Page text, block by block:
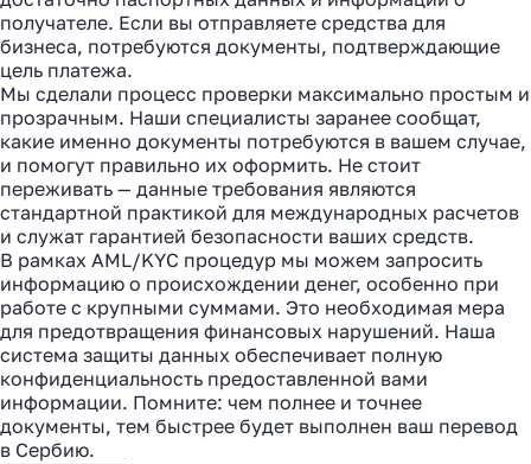
получателе. Если вы отправляете средства для
бизнеса, потребуются документы, подтверждающие
цель платежа.
Мы сделали процесс проверки максимально простым и
прозрачным. Наши специалисты заранее сообщат,
какие именно документы потребуются в вашем случае,
и помогут правильно их оформить. Не стоит
переживать — данные требования являются
стандартной практикой для международных расчетов
и служат гарантией безопасности ваших средств.
В рамках AML/KYC процедур мы можем запросить
информацию о происхождении денег, особенно при
работе с крупными суммами. Это необходимая мера
для предотвращения финансовых нарушений. Наша
система защиты данных обеспечивает полную
конфиденциальность предоставленной вами
информации. Помните: чем полнее и точнее
документы, тем быстрее будет выполнен ваш перевод
в Сербию.